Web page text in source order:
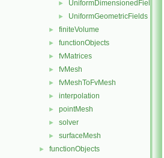
► UniformDimensionedFields
► UniformGeometricFields
► finiteVolume
► functionObjects
► fvMatrices
► fvMesh
► fvMeshToFvMesh
► interpolation
► pointMesh
► solver
► surfaceMesh
► functionObjects